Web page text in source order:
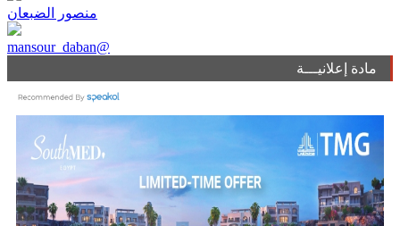
منصور الضبعان
mansour_daban@
مادة إعلانيـــة